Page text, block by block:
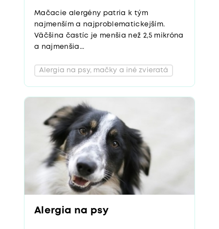
Mačacie alergény patria k tým
najmenším a najproblematic­kejším.
Väčšina častíc je menšia než 2,5 mikróna
a najmenšia...
Alergia na psy, mačky a iné zvieratá
Alergia na psy